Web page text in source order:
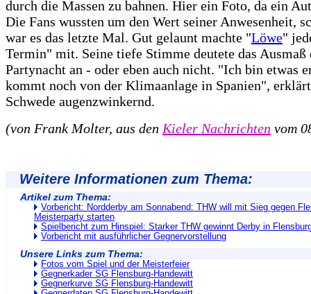
durch die Massen zu bahnen. Hier ein Foto, da ein
Die Fans wussten um den Wert seiner Anwesenheit,
war es das letzte Mal. Gut gelaunt machte "Löwe"
Termin" mit. Seine tiefe Stimme deutete das Ausmaß
Partynacht an - oder eben auch nicht. "Ich bin etwas
kommt noch von der Klimaanlage in Spanien",
Schwede augenzwinkernd.
(von Frank Molter, aus den Kieler Nachrichten vom
Weitere Informationen zum Thema:
Artikel zum Thema:
Vorbericht: Nordderby am Sonnabend: THW will mit Sieg gegen
Meisterparty starten
Spielbericht zum Hinspiel: Starker THW gewinnt Derby in
Vorbericht mit ausführlicher Gegnervorstellung
Unsere Links zum Thema:
Fotos vom Spiel und der Meisterfeier
Gegnerkader SG Flensburg-Handewitt
Gegnerkurve SG Flensburg-Handewitt